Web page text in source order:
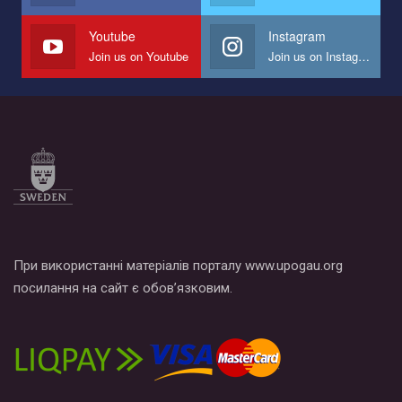
наш план по борьбе с насилием и дискриминацией на почве
СОГИ в Украине.
Все, что вам нужно сделать - это зайти на наш канал YouTube
по этой ссылке и поставить лайк под видео.
Youtube
Join us on Youtube
Instagram
Join us on Instagram
При використанні матеріалів порталу www.upogau.org
посилання на сайт є обов’язковим.